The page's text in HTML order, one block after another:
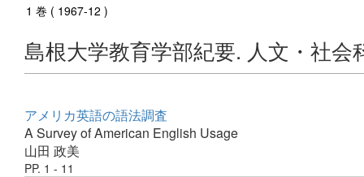
1 巻 ( 1967-12 )
島根大学教育学部紀要. 人文・社会
アメリカ英語の語法調査
A Survey of American English Usage
山田 政美
PP. 1 - 11